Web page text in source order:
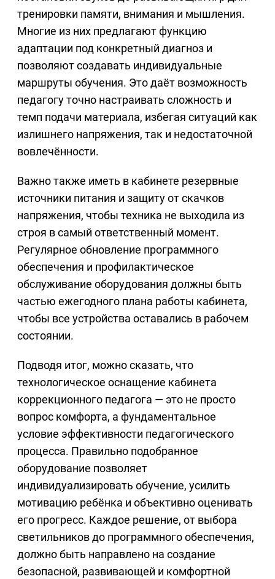
тренировки памяти, внимания и мышления.
Многие из них предлагают функцию
адаптации под конкретный диагноз и
позволяют создавать индивидуальные
маршруты обучения. Это даёт возможность
педагогу точно настраивать сложность и
темп подачи материала, избегая ситуаций как
излишнего напряжения, так и недостаточной
вовлечённости.
Важно также иметь в кабинете резервные
источники питания и защиту от скачков
напряжения, чтобы техника не выходила из
строя в самый ответственный момент.
Регулярное обновление программного
обеспечения и профилактическое
обслуживание оборудования должны быть
частью ежегодного плана работы кабинета,
чтобы все устройства оставались в рабочем
состоянии.
Подводя итог, можно сказать, что
технологическое оснащение кабинета
коррекционного педагога — это не просто
вопрос комфорта, а фундаментальное
условие эффективности педагогического
процесса. Правильно подобранное
оборудование позволяет
индивидуализировать обучение, усилить
мотивацию ребёнка и объективно оценивать
его прогресс. Каждое решение, от выбора
светильников до программного обеспечения,
должно быть направлено на создание
безопасной, развивающей и комфортной